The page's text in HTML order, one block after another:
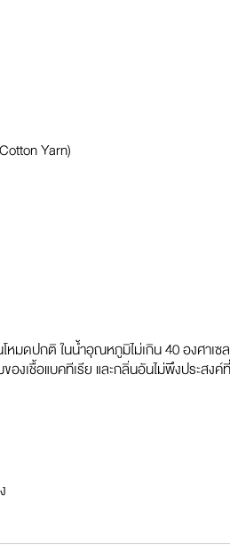
Yarn)
หมดปกติ ในน้ำอุณหภูมิไม่เกิน 40 องศาเซ
งเชื้อแบคทีเรีย และกลิ่นอันไม่พึงประสง